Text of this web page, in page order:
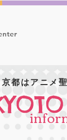
京都はアニメ